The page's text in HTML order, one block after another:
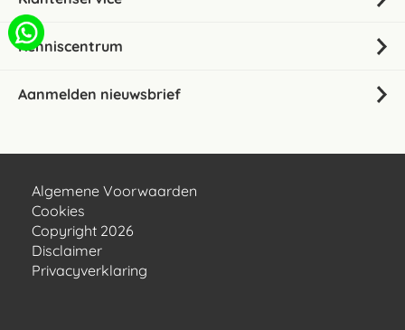
Kenniscentrum
Aanmelden nieuwsbrief
Algemene Voorwaarden
Cookies
Copyright 2026
Disclaimer
Privacyverklaring